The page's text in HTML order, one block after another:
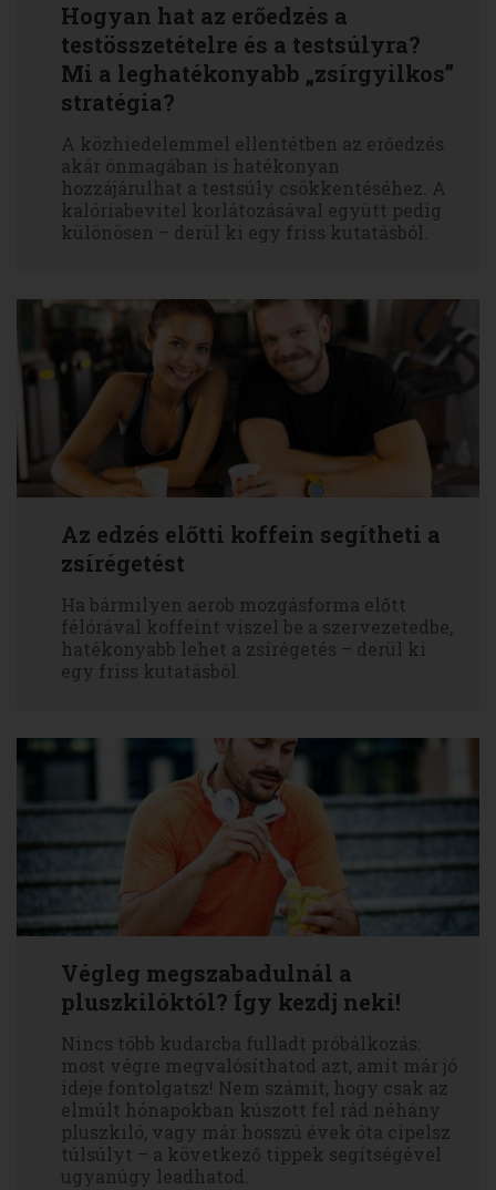
Hogyan hat az erőedzés a
testösszetételre és a testsúlyra?
Mi a leghatékonyabb „zsírgyilkos”
stratégia?
A közhiedelemmel ellentétben az erőedzés
akár önmagában is hatékonyan
hozzájárulhat a testsúly csökkentéséhez. A
kalóriabevitel korlátozásával együtt pedig
különösen – derül ki egy friss kutatásból.
Az edzés előtti koffein segítheti a
zsírégetést
Ha bármilyen aerob mozgásforma előtt
félórával koffeint viszel be a szervezetedbe,
hatékonyabb lehet a zsírégetés – derül ki
egy friss kutatásból.
Végleg megszabadulnál a
pluszkilóktól? Így kezdj neki!
Nincs több kudarcba fulladt próbálkozás:
most végre megvalósíthatod azt, amit már jó
ideje fontolgatsz! Nem számít, hogy csak az
elmúlt hónapokban kúszott fel rád néhány
pluszkiló, vagy már hosszú évek óta cipelsz
túlsúlyt – a következő tippek segítségével
ugyanúgy leadhatod.